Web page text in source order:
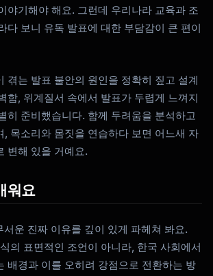
야기해야 해요. 그런데 우리나라 교육과 조
다 보니 유독 발표에 대한 부담감이 큰 편이
겪는 발표 불안의 원인을 정확히 짚고 설계
함, 위계질서 속에서 발표가 두렵게 느껴지
히 준비했습니다. 함께 두려움을 분석하고
, 목소리와 몸짓을 연습하다 보면 어느새 자
변해 있을 거예요.
워요
운 진짜 이유를 깊이 있게 파헤쳐 봐요.
식의 표면적인 조언이 아니라, 한국 사회에서
배경과 이를 오히려 강점으로 전환하는 방